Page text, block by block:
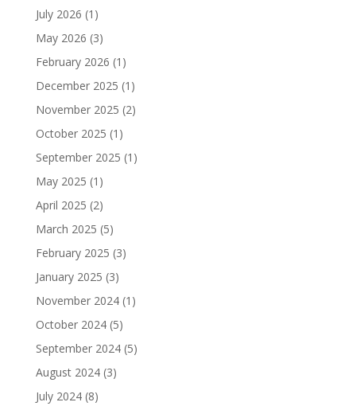
July 2026 (1)
May 2026 (3)
February 2026 (1)
December 2025 (1)
November 2025 (2)
October 2025 (1)
September 2025 (1)
May 2025 (1)
April 2025 (2)
March 2025 (5)
February 2025 (3)
January 2025 (3)
November 2024(1)
October 2024(5)
September 2024(5)
August 2024(3)
July 2024(8)